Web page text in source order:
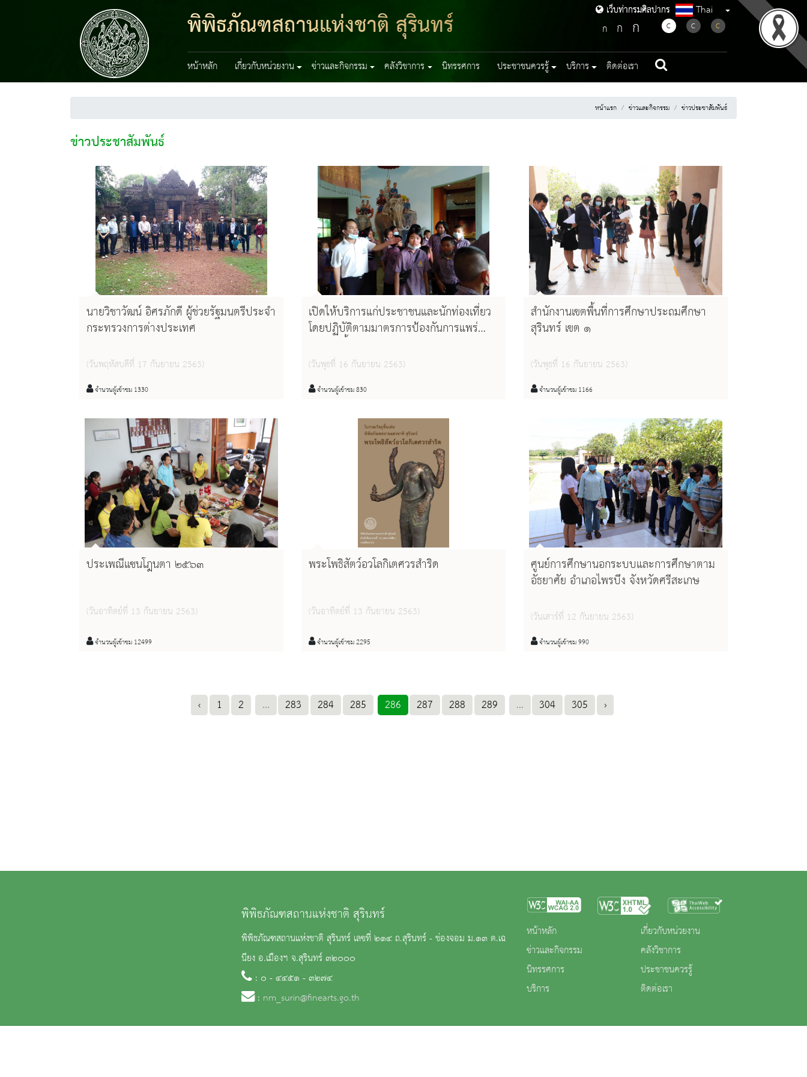
เว็บท่ากรมศิลปากร
พิพิธภัณฑสถานแห่งชาติ สุรินทร์ เว็บท่ากรมศิลปากร Thai
ก ก ก C C C
หน้าหลัก เกี่ยวกับหน่วยงาน ข่าวและกิจกรรม คลังวิชาการ นิทรรศการ ประชาชนควรรู้ บริการ ติดต่อเรา
หน้าแรก ข่าวและกิจกรรม ข่าวประชาสัมพันธ์
ข่าวประชาสัมพันธ์
นายวิชาวัฒน์ อิศรภักดี ผู้ช่วยรัฐมนตรีประจำ
กระทรวงการต่างประเทศ
(วันพฤหัสบดีที่ 17 กันยายน 2563)
จำนวนผู้เข้าชม 1330
เปิดให้บริการแก่ประชาชนและนักท่องเที่ยว
โดยปฏิบัติตามมาตรการป้องกันการแพร่
ระหว่างวันที่ ๑๐ - ๑๓ กันยายน พ.ศ.๒๕๖๓
(วันพุธที่ 16 กันยายน 2563)
จำนวนผู้เข้าชม 830
สำนักงานเขตพื้นที่การศึกษาประถมศึกษา
สุรินทร์ เขต ๑
(วันพุธที่ 16 กันยายน 2563)
จำนวนผู้เข้าชม 1166
ประเพณีแซนโฎนตา ๒๕๖๓
(วันอาทิตย์ที่ 13 กันยายน 2563)
จำนวนผู้เข้าชม 12499
พระโพธิสัตว์อวโลกิเตศวรสำริด
(วันอาทิตย์ที่ 13 กันยายน 2563)
จำนวนผู้เข้าชม 2295
ศูนย์การศึกษานอกระบบและการศึกษาตาม
อัธยาศัย อำเภอไพรบึง จังหวัดศรีสะเกษ
(วันเสาร์ที่ 12 กันยายน 2563)
จำนวนผู้เข้าชม 990
‹ 1 2 ... 283 284 285 286 287 288 289 ... 304 305 ›
พิพิธภัณฑสถานแห่งชาติ สุรินทร์
พิพิธภัณฑสถานแห่งชาติ สุรินทร์ เลขที่ ๒๑๔ ถ.สุรินทร์ - ช่องจอม ม.๑๓ ต.เฉ
นียง อ.เมืองฯ จ.สุรินทร์ ๓๒๐๐๐
: ๐ - ๔๔๕๑ - ๓๒๗๔
: nm_surin@finearts.go.th
หน้าหลัก
ข่าวและกิจกรรม
นิทรรศการ
บริการ
เกี่ยวกับหน่วยงาน
คลังวิชาการ
ประชาชนควรรู้
ติดต่อเรา